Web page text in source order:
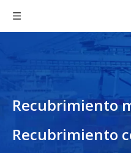
Recubrimiento
Recubrimiento